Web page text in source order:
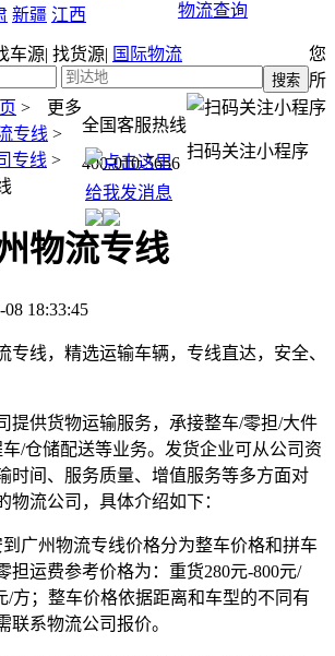
物流查询
车源| 找货源| 国际物流
全国客服热线
400-010-5656
扫码关注小程序
新疆 江西
更多
您
所
>
专线 >
专线 >
物流专线
18:33:45
专线，精选运输车辆，专线直达，安全、
提供货物运输服务，承接整车/零担/大件
/仓储配送等业务。发货企业可从公司资
时间、服务质量、增值服务等多方面对
物流公司，具体介绍如下：
到广州物流专线价格分为整车价格和拼车
担运费参考价格为： 重货280元-800元/
/方 ；整车价格依据距离和车型的不同有
联系物流公司报价。